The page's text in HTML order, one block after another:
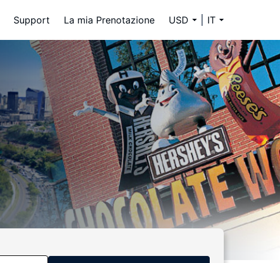
Support La mia Prenotazione USD IT